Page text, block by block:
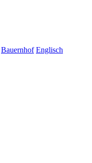
Bauernhof Englisch